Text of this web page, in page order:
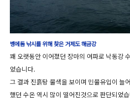
벵에돔 낚시를 위해 찾은 거제도 해금강
꽤 오랫동안 이어졌던 장마의 여파로 낙동강
었습니다.
그 결과 진흙탕 물색을 보이며 민물유입이 늘
했던 수온 역시 많이 떨어진것으로 판단되었